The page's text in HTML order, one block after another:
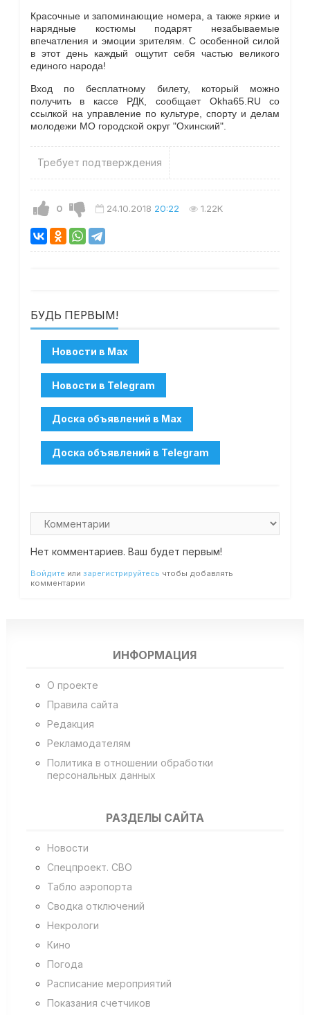
Красочные и запоминающие номера, а также яркие и
нарядные костюмы подарят незабываемые
впечатления и эмоции зрителям. С особенной силой
в этот день каждый ощутит себя частью великого
единого народа!
Вход по бесплатному билету, который можно
получить в кассе РДК, сообщает Okha65.RU со
ссылкой на управление по культуре, спорту и делам
молодежи МО городской округ "Охинский".
Требует подтверждения
0 24.10.2018 20:22 1.22K
БУДЬ ПЕРВЫМ!
Нет комментариев. Ваш будет первым!
Войдите или зарегистрируйтесь чтобы добавлять
комментарии
ИНФОРМАЦИЯ
О проекте
Правила сайта
Редакция
Рекламодателям
Политика в отношении обработки
персональных данных
РАЗДЕЛЫ САЙТА
Новости
Спецпроект. СВО
Табло аэропорта
Сводка отключений
Некрологи
Кино
Погода
Расписание мероприятий
Показания счетчиков